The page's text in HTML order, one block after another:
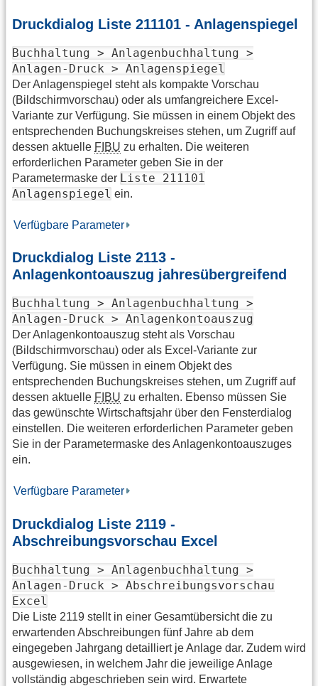
Druckdialog Liste 211101 - Anlagenspiegel
Buchhaltung > Anlagenbuchhaltung >
Anlagen-Druck > Anlagenspiegel
Der Anlagenspiegel steht als kompakte Vorschau
(Bildschirmvorschau) oder als umfangreichere Excel-
Variante zur Verfügung. Sie müssen in einem Objekt des
entsprechenden Buchungskreises stehen, um Zugriff auf
dessen aktuelle FIBU zu erhalten. Die weiteren
erforderlichen Parameter geben Sie in der
Parametermaske der Liste 211101
Anlagenspiegel ein.
Verfügbare Parameter
Druckdialog Liste 2113 -
Anlagenkontoauszug jahresübergreifend
Buchhaltung > Anlagenbuchhaltung >
Anlagen-Druck > Anlagenkontoauszug
Der Anlagenkontoauszug steht als Vorschau
(Bildschirmvorschau) oder als Excel-Variante zur
Verfügung. Sie müssen in einem Objekt des
entsprechenden Buchungskreises stehen, um Zugriff auf
dessen aktuelle FIBU zu erhalten. Ebenso müssen Sie
das gewünschte Wirtschaftsjahr über den Fensterdialog
einstellen. Die weiteren erforderlichen Parameter geben
Sie in der Parametermaske des Anlagenkontoauszuges
ein.
Verfügbare Parameter
Druckdialog Liste 2119 -
Abschreibungsvorschau Excel
Buchhaltung > Anlagenbuchhaltung >
Anlagen-Druck > Abschreibungsvorschau
Excel
Die Liste 2119 stellt in einer Gesamtübersicht die zu
erwartenden Abschreibungen fünf Jahre ab dem
eingegeben Jahrgang detailliert je Anlage dar. Zudem wird
ausgewiesen, in welchem Jahr die jeweilige Anlage
vollständig abgeschrieben sein wird. Erwartete